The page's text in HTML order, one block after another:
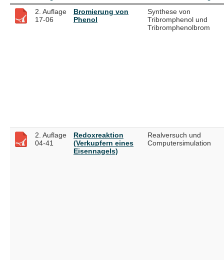
2. Auflage
17-06
Bromierung von
Phenol
Synthese von
Tribromphenol und
Tribromphenolbrom
2. Auflage
04-41
Redoxreaktion
(Verkupfern eines
Eisennagels)
Realversuch und
Computersimulation